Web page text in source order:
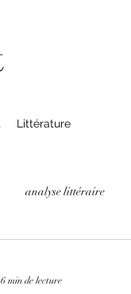
Littérature
analyse littéraire
6 min de lecture